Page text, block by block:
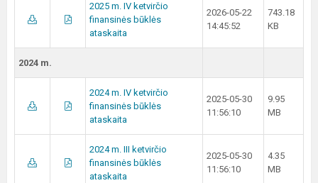
2025 m. IV ketvirčio
finansinės būklės
ataskaita
2026-05-22
14:45:52
743.18
KB
2024 m.
2024 m. IV ketvirčio
finansinės būklės
ataskaita
2025-05-30
11:56:10
9.95
MB
2024 m. III ketvirčio
finansinės būklės
ataskaita
2025-05-30
11:56:10
4.35
MB